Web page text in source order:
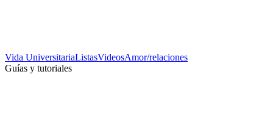
Vida UniversitariaListasVideosAmor/relaciones
Guías y tutoriales